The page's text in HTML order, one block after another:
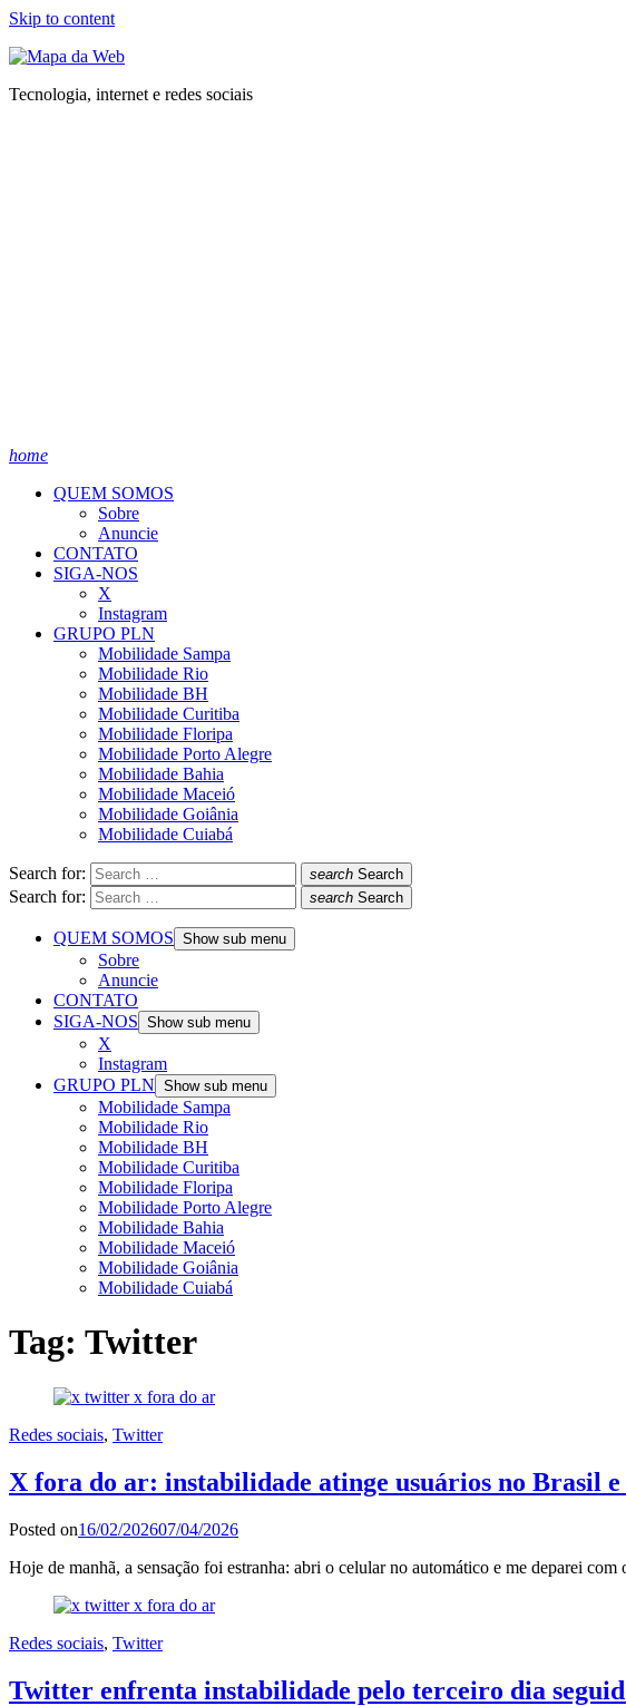
Skip to content
Tecnologia, internet e redes sociais
home
QUEM SOMOS
Sobre
Anuncie
CONTATO
SIGA-NOS
X
Instagram
GRUPO PLN
Mobilidade Sampa
Mobilidade Rio
Mobilidade BH
Mobilidade Curitiba
Mobilidade Floripa
Mobilidade Porto Alegre
Mobilidade Bahia
Mobilidade Maceió
Mobilidade Goiânia
Mobilidade Cuiabá
Search for: search Search
Search for: search Search
QUEM SOMOS Show sub menu
Sobre
Anuncie
CONTATO
SIGA-NOS Show sub menu
X
Instagram
GRUPO PLN Show sub menu
Mobilidade Sampa
Mobilidade Rio
Mobilidade BH
Mobilidade Curitiba
Mobilidade Floripa
Mobilidade Porto Alegre
Mobilidade Bahia
Mobilidade Maceió
Mobilidade Goiânia
Mobilidade Cuiabá
Tag: Twitter
Redes sociais, Twitter
X fora do ar: instabilidade atinge usuários no Brasil e
Posted on16/02/202607/04/2026
Hoje de manhã, a sensação foi estranha: abri o celular no automático e me deparei
Redes sociais, Twitter
Twitter enfrenta instabilidade pelo terceiro dia